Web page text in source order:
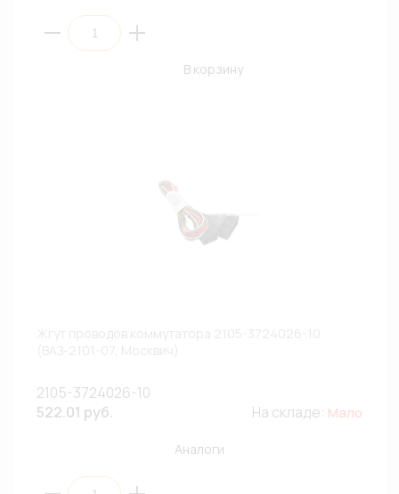
В корзину
2105-3724026-10
522.01 руб.
На складе: Мало
Аналоги